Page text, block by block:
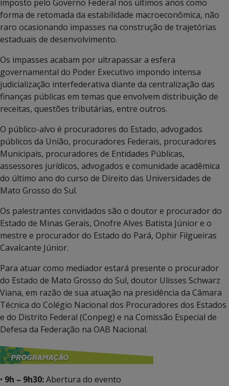
imposto pelo Governo Federal nos últimos anos como
forma de retomada da estabilidade macroeconômica, não
raro ocasionando impasses na construção de trajetórias
estaduais de desenvolvimento.
Os impasses acabam por ultrapassar a esfera
governamental do Poder Executivo impondo intensa
judicialização interfederativa diante da centralização das
finanças públicas em temas que envolvem distribuição de
receitas, questões tributárias, entre outros.
O público-alvo é procuradores do Estado, advogados
públicos da União, procuradores Federais, procuradores
Municipais, procuradores de Entidades Públicas,
assessores jurídicos, advogados e comunidade acadêmica
do último ano do curso de Direito das Universidades de
Mato Grosso do Sul.
Os palestrantes convidados são o doutor e procurador do
Estado de Minas Gerais, Onofre Alves Batista Júnior e o
mestre e procurador do Estado do Pará, Ophir Filgueiras
Cavalcante Júnior.
Para atuar como mediador estará presente o procurador
do Estado de Mato Grosso do Sul, doutor Ulisses Schwarz
Viana, em razão de sua atuação na presidência da Câmara
Técnica do Colégio Nacional dos Procuradores dos Estados
e do Distrito Federal (Conpeg) e na Comissão Especial de
Defesa da Federação na OAB Nacional.
• 9h – 9h30:Abertura do evento